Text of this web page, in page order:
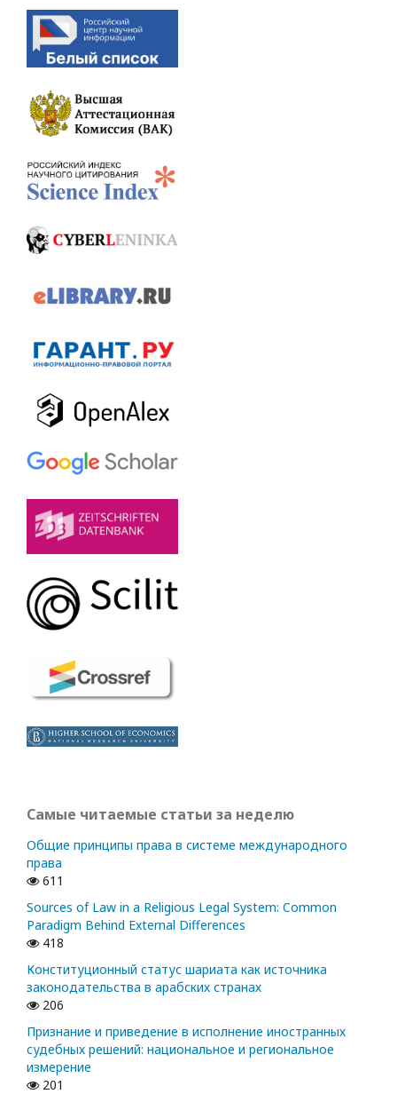
Самые читаемые статьи за неделю
Общие принципы права в системе международного
права
611
Sources of Law in a Religious Legal System: Common
Paradigm Behind External Differences
418
Конституционный статус шариата как источника
законодательства в арабских странах
206
Признание и приведение в исполнение иностранных
судебных решений: национальное и региональное
измерение
201